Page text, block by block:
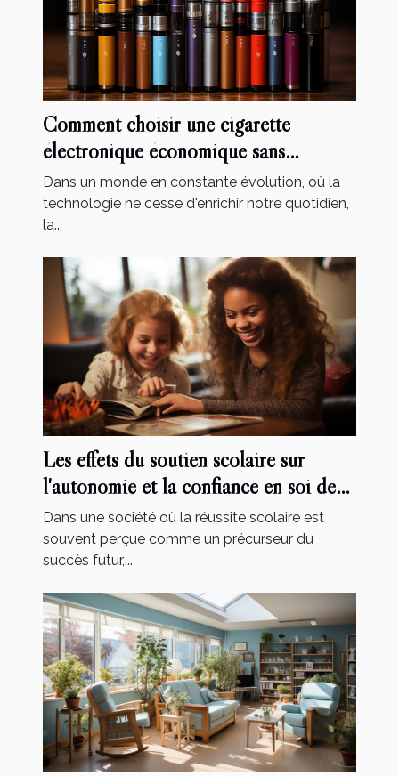
Comment choisir une cigarette
électronique économique sans
compromettre la qualité
Dans un monde en constante évolution, où la
technologie ne cesse d'enrichir notre quotidien,
la...
Les effets du soutien scolaire sur
l'autonomie et la confiance en soi des
élèves
Dans une société où la réussite scolaire est
souvent perçue comme un précurseur du
succès futur,...